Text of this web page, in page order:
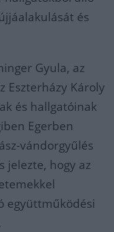
és
Gyula, az
Eszterházy Károly
és hallgatóinak
Egerben
vándorgyűlés
jelezte, hogy az
együttműködési